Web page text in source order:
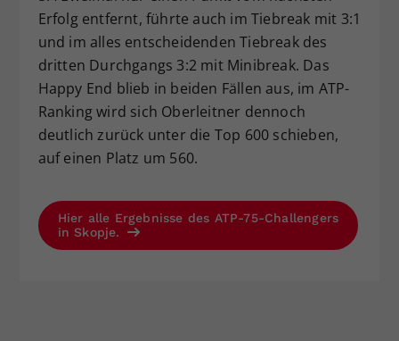
Erfolg entfernt, führte auch im Tiebreak mit 3:1
und im alles entscheidenden Tiebreak des
dritten Durchgangs 3:2 mit Minibreak. Das
Happy End blieb in beiden Fällen aus, im ATP-
Ranking wird sich Oberleitner dennoch
deutlich zurück unter die Top 600 schieben,
auf einen Platz um 560.
Hier alle Ergebnisse des ATP-75-Challengers
in Skopje.